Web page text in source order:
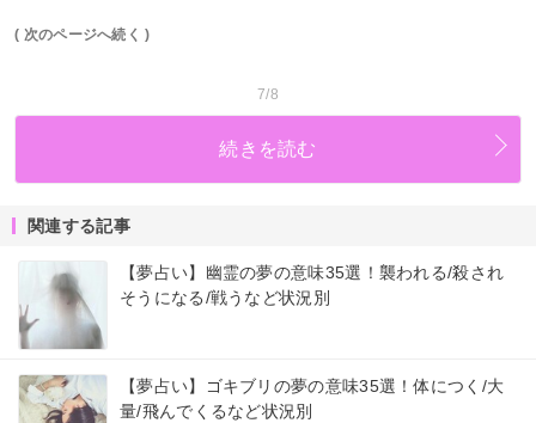
( 次のページへ続く )
7/8
続きを読む
関連する記事
【夢占い】幽霊の夢の意味35選！襲われる/殺され
そうになる/戦うなど状況別
【夢占い】ゴキブリの夢の意味35選！体につく/大
量/飛んでくるなど状況別